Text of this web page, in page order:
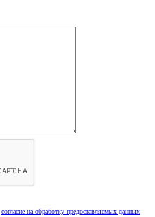
согласие на обработку предоставляемых данных